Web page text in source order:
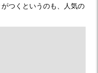
つくというのも、人気の